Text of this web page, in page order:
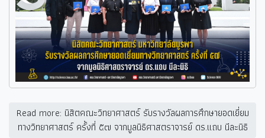
Read more: นิสิตคณะวิทยาศาสตร์ รับรางวัลผลการศึกษายอดเยี่ยม
ทางวิทยาศาสตร์ ครั้งที่ ๕๗ จากมูลนิธิศาสตราจารย์ ดร.แถบ นีละนิธิ